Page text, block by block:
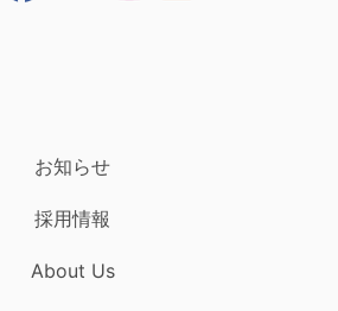
お知らせ
採用情報
About Us